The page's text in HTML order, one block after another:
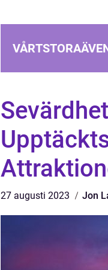
27 augusti 2023 Jon